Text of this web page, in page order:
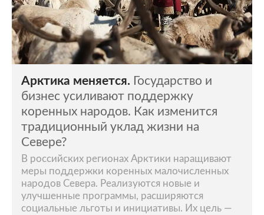
Арктика меняется. Государство и
бизнес усиливают поддержку
коренных народов. Как изменится
традиционный уклад жизни на
Севере?
В российских регионах Арктики наращивают
меры поддержки коренных малочисленных
народов Севера. Реализуются новые и
улучшенные программы, расширяются
социальные льготы и инициативы. Их цель —